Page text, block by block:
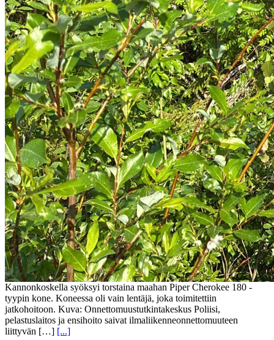
Kannonkoskella syöksyi torstaina maahan Piper Cherokee 180 -
tyypin kone. Koneessa oli vain lentäjä, joka toimitettiin
jatkohoitoon. Kuva: Onnettomuustutkintakeskus Poliisi,
pelastuslaitos ja ensihoito saivat ilmaliikenneonnettomuuteen
liittyvän […] [...]